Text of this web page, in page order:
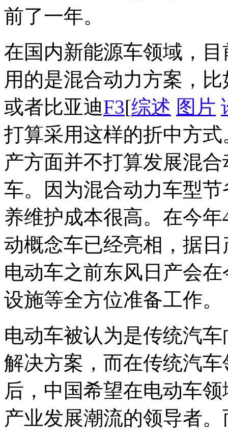
前了一年。
在国内新能源车领域，
用的是混合动力方案，
或者比亚迪F3[综述 图片
打算采用这样的折中方
产方面并不打算发展混
车。因为混合动力车型
养维护成本很高。在今年
动概念车已经亮相，据
电动车之前东风日产会
设施等全方位准备工作。
电动车被认为是传统汽
解决方案，而在传统汽
后，中国希望在电动车
产业发展潮流的领导者